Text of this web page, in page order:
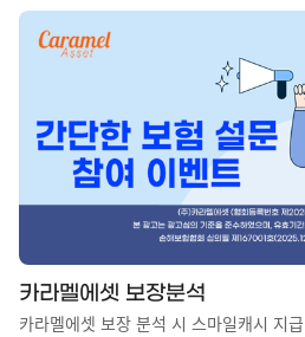
카라멜에셋 보장분석
카라멜에셋 보장 분석 시 스마일캐시 지급